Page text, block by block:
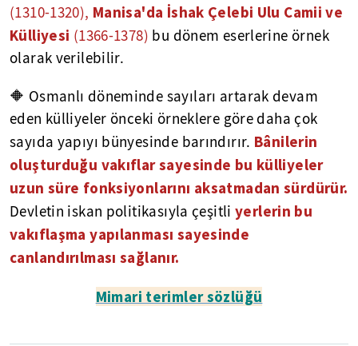
(1310-1320), Manisa'da İshak Çelebi Ulu Camii ve
Külliyesi (1366-1378) bu dönem eserlerine örnek
olarak verilebilir.
🔶 Osmanlı döneminde sayıları artarak devam
eden külliyeler önceki örneklere göre daha çok
sayıda yapıyı bünyesinde barındırır. Bânilerin
oluşturduğu vakıflar sayesinde bu külliyeler
uzun süre fonksiyonlarını aksatmadan sürdürür.
Devletin iskan politikasıyla çeşitli yerlerin bu
vakıflaşma yapılanması sayesinde
canlandırılması sağlanır.
Mimari terimler sözlüğü